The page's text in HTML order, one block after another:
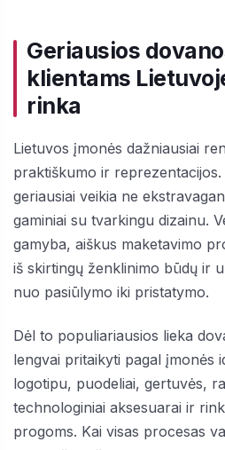
Geriausios
klientams
rinka
Lietuvos įmonės dažniausiai
praktiškumo ir reprezentacijos.
geriausiai veikia ne
gaminiai su tvarkingu dizainu.
gamyba, aiškus maketavimo
iš skirtingų ženklinimo būdų ir
nuo pasiūlymo iki pristatymo.
Dėl to populiariausios lieka
lengvai pritaikyti pagal įmonės
logotipu, puodeliai, gertuvės,
technologiniai aksesuarai ir
progoms. Kai visas procesas